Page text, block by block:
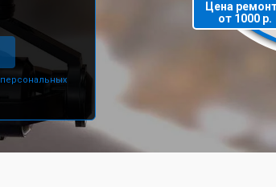
персональных
Цена
от 1000 р.